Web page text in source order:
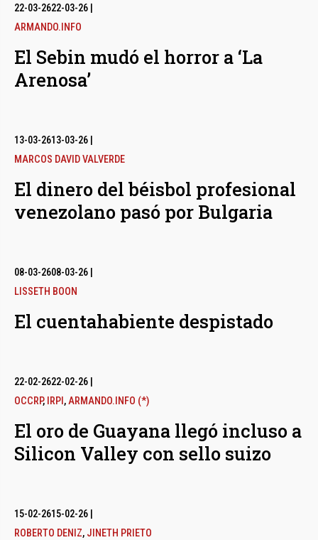
22-03-2622-03-26
ARMANDO.INFO
El Sebin mudó el horror a ‘La
Arenosa’
13-03-2613-03-26
MARCOS DAVID VALVERDE
El dinero del béisbol profesional
venezolano pasó por Bulgaria
08-03-2608-03-26
LISSETH BOON
El cuentahabiente despistado
22-02-2622-02-26
OCCRP, IRPI ,ARMANDO.INFO (*)
El oro de Guayana llegó incluso a
Silicon Valley con sello suizo
15-02-2615-02-26
ROBERTO DENIZ, JINETH PRIETO